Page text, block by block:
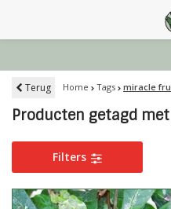
Terug Home Tags miracle
Producten getagd
Filters